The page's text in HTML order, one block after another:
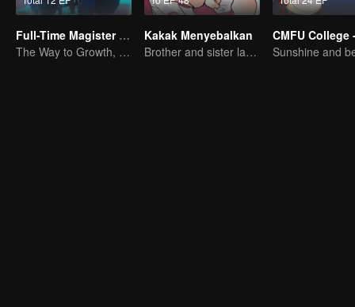
Full-Time Magister SS1
The Way to Growth, Encouragement and Self-improvement
Kakak Menyebalkan
Brother and sister laugh so hard everyday.